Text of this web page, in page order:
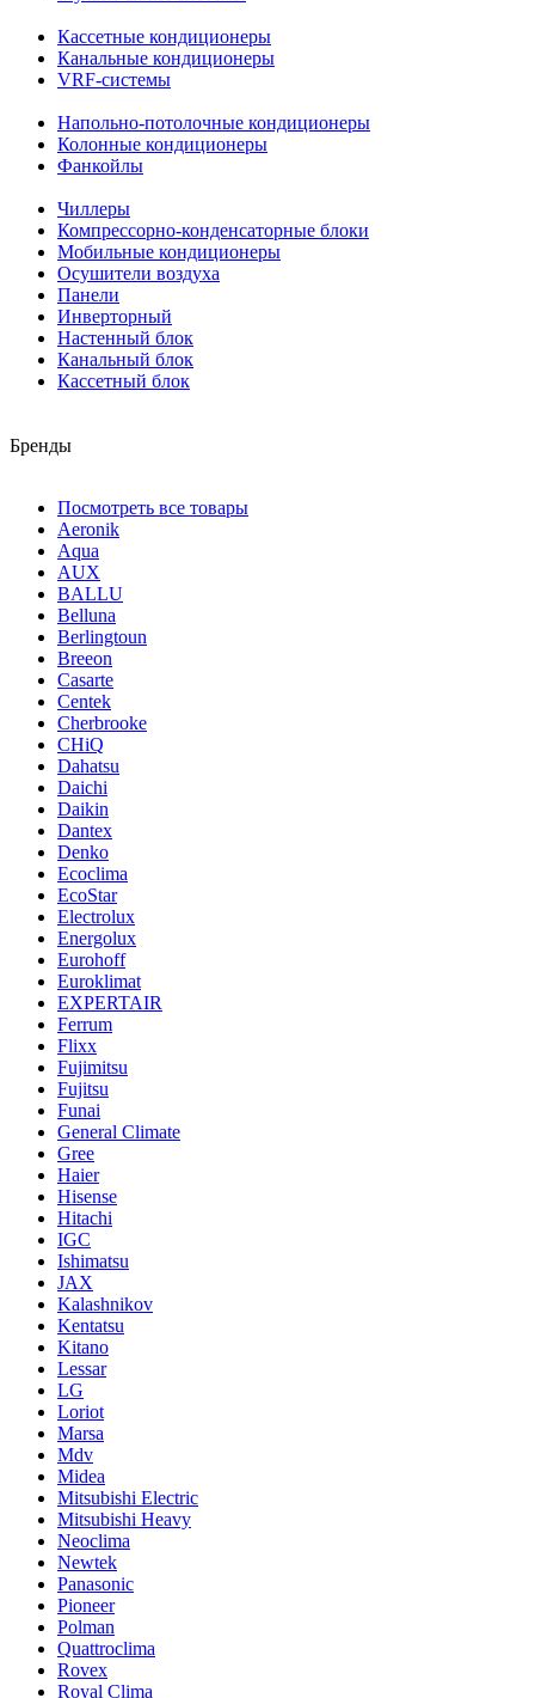
Кассетные кондиционеры
Канальные кондиционеры
VRF-системы
Напольно-потолочные кондиционеры
Колонные кондиционеры
Фанкойлы
Чиллеры
Компрессорно-конденсаторные блоки
Мобильные кондиционеры
Осушители воздуха
Панели
Инверторный
Настенный блок
Канальный блок
Кассетный блок
Бренды
Посмотреть все товары
Aeronik
Aqua
AUX
BALLU
Belluna
Berlingtoun
Breeon
Casarte
Centek
Cherbrooke
CHiQ
Dahatsu
Daichi
Daikin
Dantex
Denko
Ecoclima
EcoStar
Electrolux
Energolux
Eurohoff
Euroklimat
EXPERTAIR
Ferrum
Flixx
Fujimitsu
Fujitsu
Funai
General Climate
Gree
Haier
Hisense
Hitachi
IGC
Ishimatsu
JAX
Kalashnikov
Kentatsu
Kitano
Lessar
LG
Loriot
Marsa
Mdv
Midea
Mitsubishi Electric
Mitsubishi Heavy
Neoclima
Newtek
Panasonic
Pioneer
Polman
Quattroclima
Rovex
Royal Clima